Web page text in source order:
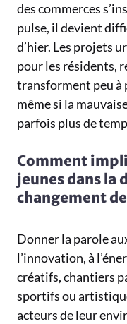
des commerces
pulse, il devient
d’hier. Les projets
pour les résidents,
transforment peu à
même si la
parfois plus de
Comment
jeunes dans la
changement
Donner la parole
l’innovation, à
créatifs, chantiers
sportifs ou
acteurs de leur